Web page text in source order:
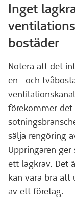
Inget
bostäder
Notera att det
en- och
förekommer det
sälja rengöring
Uppringaren
ett lagkrav. Det
kan vara bra
av ett företag.